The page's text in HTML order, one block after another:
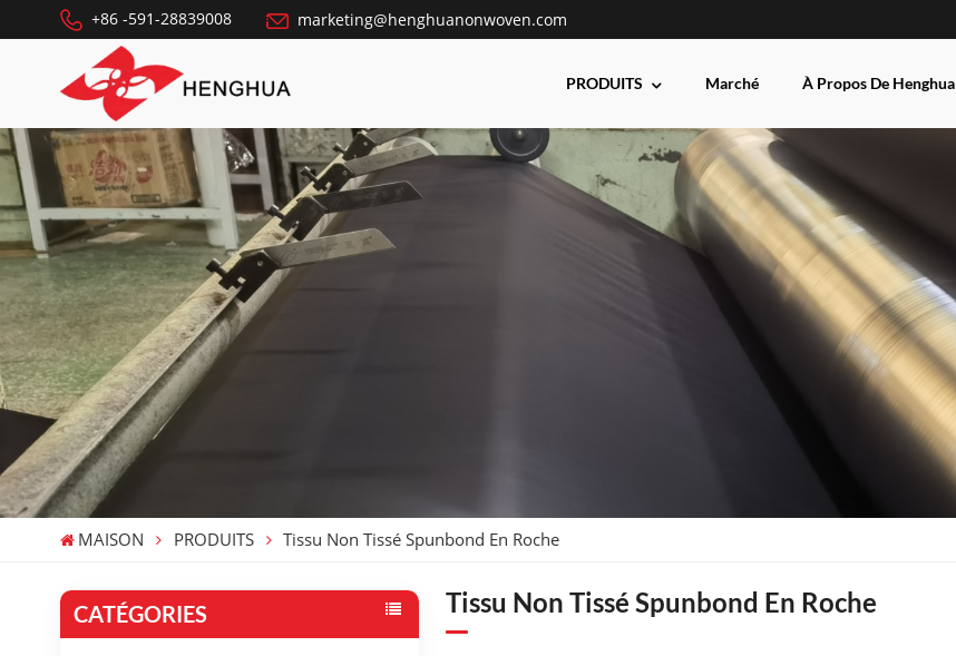
+86 -591-28839008 marketing@henghuanonwoven.com
PRODUITS Marché À Propos De Henghua
MAISON PRODUITS Tissu Non Tissé Spunbond En Roche
CATÉGORIES Tissu Non Tissé Spunbond En Roche